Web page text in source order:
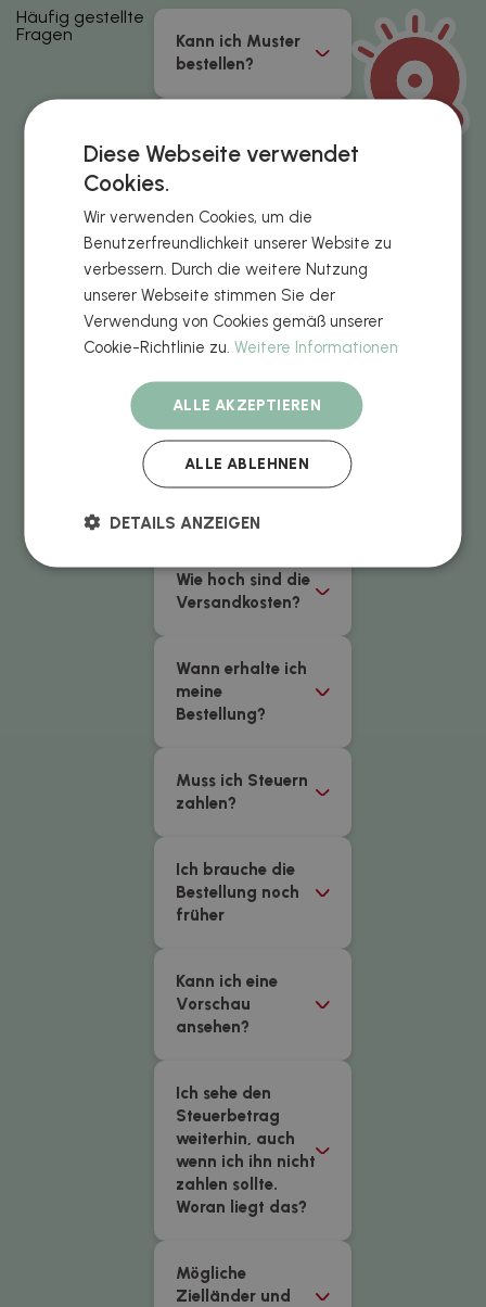
Häufig gestellte
Fragen
Kann ich Muster
bestellen?
Designs für die
Aus was besteht
die metallische
Veredelung, die
für einige
Produkte
verfügbar ist?
Welche
Zahlungsarten
werden
aktzeptiert?
Wie hoch sind die
Versandkosten?
Wann erhalte ich
meine
Bestellung?
Muss ich Steuern
zahlen?
Ich brauche die
Bestellung noch
früher
Kann ich eine
Vorschau
ansehen?
Ich sehe den
Steuerbetrag
weiterhin, auch
wenn ich ihn nicht
zahlen sollte.
Woran liegt das?
Mögliche
Zielländer und
Diese Webseite verwendet
Cookies.
Wir verwenden Cookies, um die
Benutzerfreundlichkeit unserer Website zu
verbessern. Durch die weitere Nutzung
unserer Webseite stimmen Sie der
Verwendung von Cookies gemäß unserer
Cookie-Richtlinie zu.Weitere Informationen
ALLE AKZEPTIEREN
ALLE ABLEHNEN
DETAILS ANZEIGEN